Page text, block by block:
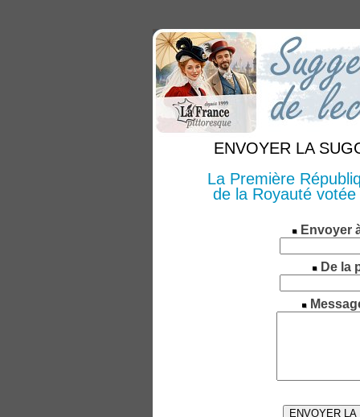
ENVOYER LA
La Première
de la Royauté
Envoyer
De la